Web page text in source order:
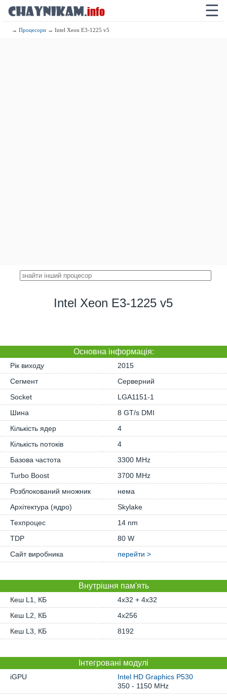
☰
→Процесори → Intel Xeon E3-1225 v5
Intel Xeon E3-1225 v5
Основна iнформація:
Рік виходу
2015
Сегмент
Серверний
Socket
LGA1151-1
Шина
8 GT/s DMI
Кількість ядер
4
Кількість потоків
4
Базова частота
3300 MHz
Turbo Boost
3700 MHz
Розблокований множник
нема
Архітектура (ядро)
Skylake
Техпроцес
14 nm
TDP
80 W
Сайт виробника
перейти >
Внутрішня пам'ять
Кеш L1, КБ
4x32 + 4x32
Кеш L2, КБ
4x256
Кеш L3, КБ
8192
Інтегровані модулі
iGPU
Intel HD Graphics P530
350 - 1150 MHz